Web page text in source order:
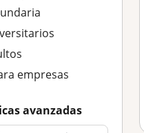
empresas
avanzadas